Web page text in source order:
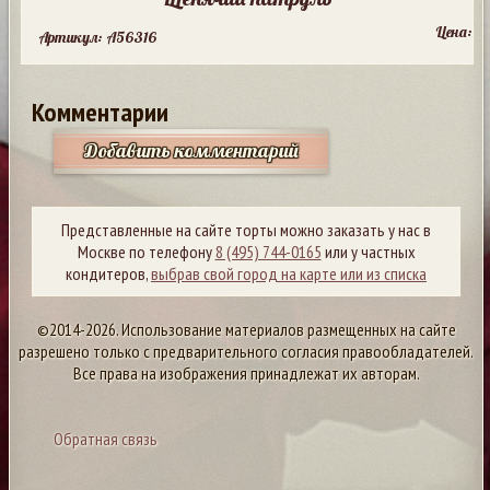
Артикул: A56316 Цена:
Комментарии
Добавить комментарий
Представленные на сайте торты можно заказать у нас в
Москве по телефону8 (495) 744-0165 или у частных
кондитеров,выбрав свой город на карте или из списка
©2014-2026. Использование материалов размещенных на сайте
разрешено только с предварительного согласия правообладателей.
Все права на изображения принадлежат их авторам.
Обратная связь